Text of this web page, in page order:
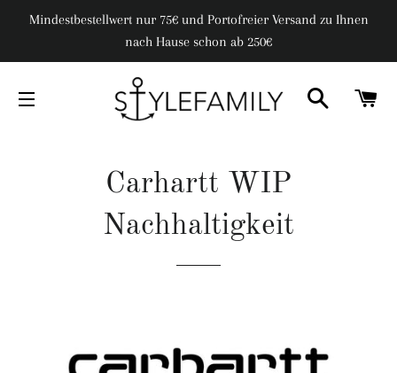
Mindestbestellwert nur 75€ und Portofreier Versand zu Ihnen
nach Hause schon ab 250€
SEITENNAVIGATION
SUCHE
Carhartt WIP
Nachhaltigkeit